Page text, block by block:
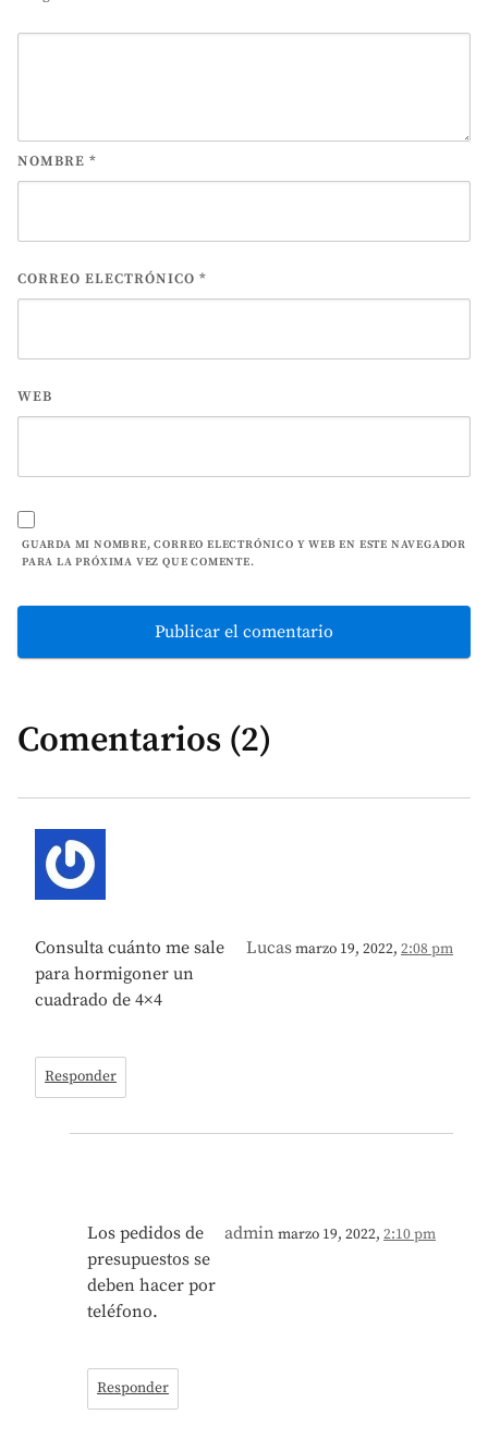
NOMBRE *
CORREO ELECTRÓNICO *
WEB
GUARDA MI NOMBRE, CORREO ELECTRÓNICO Y WEB EN ESTE NAVEGADOR
PARA LA PRÓXIMA VEZ QUE COMENTE.
Comentarios (2)
Lucasmarzo 19, 2022, 2:08 pm
Consulta cuánto me sale
para hormigoner un
cuadrado de 4×4
Responder
admin marzo 19, 2022, 2:10 pm
Los pedidos de
presupuestos se
deben hacer por
teléfono.
Responder